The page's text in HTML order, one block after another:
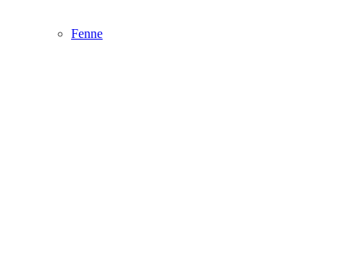
Fenne